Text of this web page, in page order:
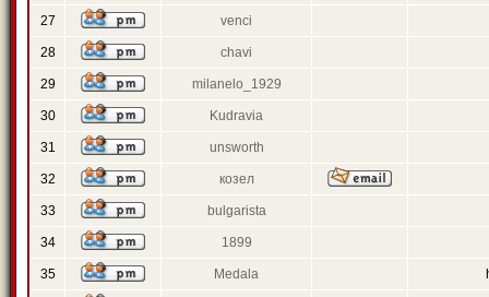
27 venci
28 chavi
29 milanelo_1929
30 Kudravia
31 unsworth
32 козел
33 bulgarista
34 1899
35 Medala